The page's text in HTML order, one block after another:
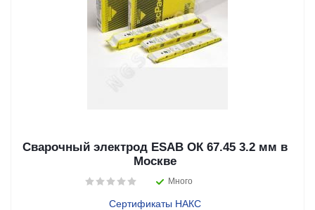
Сварочный электрод ESAB ОК 67.45 3.2 мм в
Москве
Много
Сертификаты НАКС